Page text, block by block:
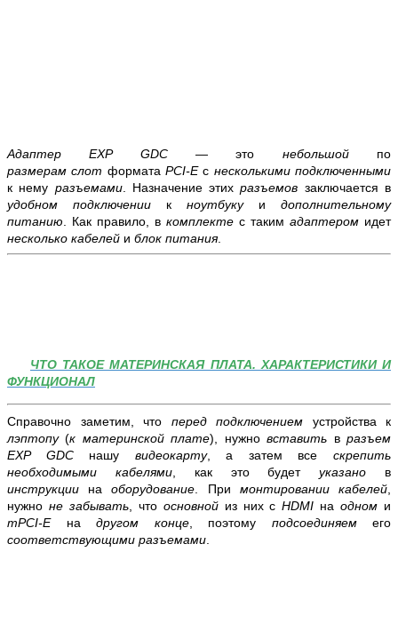
Адаптер EXP GDC— это небольшой по
размерамслот форматаPCI-Eс несколькими подключенными
к нему разъемами. Назначение этихразъемов заключается в
удобном подключении к ноутбуку и дополнительному
питанию . Как правило, в комплекте с таким адаптером идет
несколько кабелей и блок питания.
ЧТО ТАКОЕ МАТЕРИНСКАЯ ПЛАТА. ХАРАКТЕРИСТИКИ И
ФУНКЦИОНАЛ
Справочно заметим, что перед подключением устройства к
лэптопу(к материнской плате), нужновставить вразъем
EXP GDC нашу видеокарту, а затем всескрепить
необходимыми кабелями, как это будетуказано в
инструкции наоборудование . При монтировании кабелей
нужно не забывать, что основной из них сHDMI наодном и
mPCI-Eна другом конце, поэтому подсоединяем его
соответствующими разъемами